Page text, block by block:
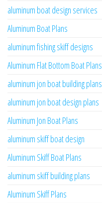
aluminum boat design services
Aluminum Boat Plans
aluminum fishing skiff designs
Aluminum Flat Bottom Boat Plans
aluminum jon boat building plans
aluminum jon boat design plans
Aluminum Jon Boat Plans
aluminum skiff boat design
Aluminum Skiff Boat Plans
aluminum skiff building plans
Aluminum Skiff Plans